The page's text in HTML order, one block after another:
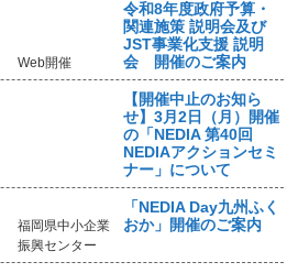
Web開催
令和8年度政府予算・
関連施策 説明会及び
JST事業化支援 説明
会 開催のご案内
【開催中止のお知ら
せ】3月2日（月）開催
の「NEDIA 第40回
NEDIAアクションセミ
ナー」について
福岡県中小企業
振興センター
「NEDIA Day九州ふく
おか」開催のご案内